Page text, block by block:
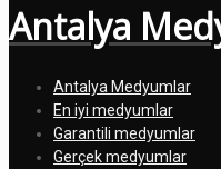
Antalya
Antalya Medyumlar
En iyi medyumlar
Garantili medyumlar
Gerçek medyumlar